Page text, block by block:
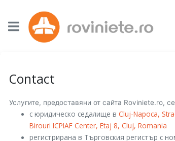
Contact
Услугите, предоставяни от сайта Roviniete.ro,
с юридическо седалище в Cluj-Napoca,
Birouri ICPIAF Center, Etaj 8, Cluj, Romania
регистрирана в Търговския регистър с